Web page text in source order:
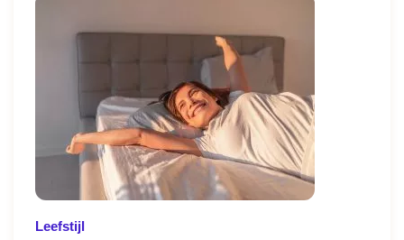
Leefstijl